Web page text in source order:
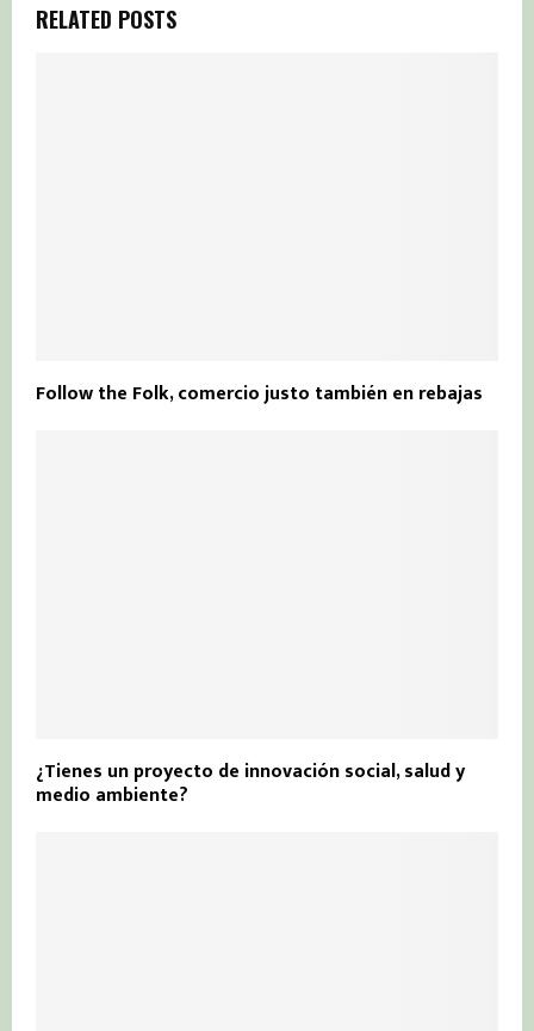
RELATED POSTS
Follow the Folk, comercio justo también en rebajas
¿Tienes un proyecto de innovación social, salud y
medio ambiente?